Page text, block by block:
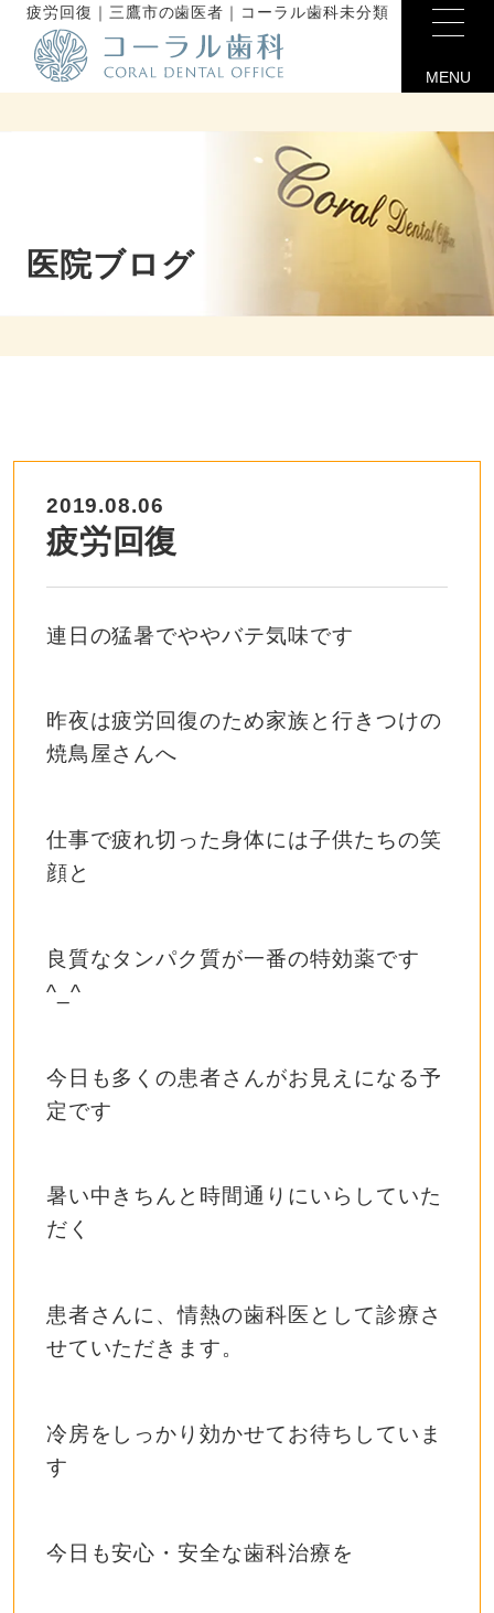
疲労回復｜三鷹市の歯医者｜コーラル歯科未分類
MENU
医院ブログ
2019.08.06
疲労回復
連日の猛暑でややバテ気味です
昨夜は疲労回復のため家族と行きつけの
焼鳥屋さんへ
仕事で疲れ切った身体には子供たちの笑
顔と
良質なタンパク質が一番の特効薬です
^_^
今日も多くの患者さんがお見えになる予
定です
暑い中きちんと時間通りにいらしていた
だく
患者さんに、情熱の歯科医として診療さ
せていただきます。
冷房をしっかり効かせてお待ちしていま
す
今日も安心・安全な歯科治療を